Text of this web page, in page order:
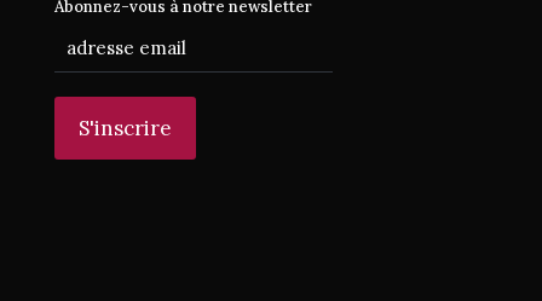
Abonnez-vous à notre newsletter